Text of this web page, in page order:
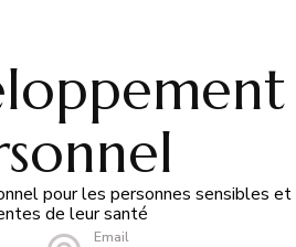
pour les personnes sensibles et
de leur santé
Email